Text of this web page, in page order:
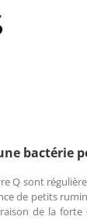
bactérie
Q sont
de petits
de la